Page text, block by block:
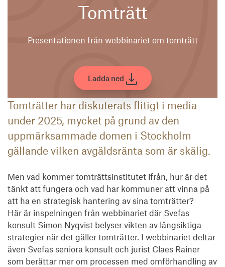
Tomträtt
Presentationen från webbinariet om tomträtt
Ladda ned
Tomträtter har diskuterats flitigt i media
under 2025, mycket på grund av den
uppmärksammade domen i Stockholm
gällande vilken avgäldsränta som är skälig.
Men vad kommer tomträttsinstitutet ifrån, hur är det
tänkt att fungera och vad har kommuner att vinna på
att ha en strategisk hantering av sina tomträtter?
Här är inspelningen från webbinariet där Svefas
konsult Simon Nyqvist belyser vikten av långsiktiga
strategier när det gäller tomträtter. I webbinariet deltar
även Svefas seniora konsult och jurist Claes Rainer
som berättar mer om processen med omförhandling av